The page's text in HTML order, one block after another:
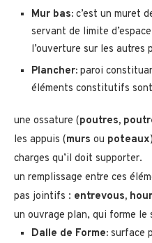
Mur bas: c’est un muret
servant de limite
l’ouverture sur les autres
Plancher: paroi
éléments constitutifs
une ossature (poutres,
les appuis (murs ou poteaux
charges qu’il doit supporter.
un remplissage entre ces
pas jointifs : entrevous,
un ouvrage plan, qui forme le
Dalle de Forme: surface